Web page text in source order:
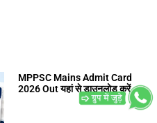
MPPSC Mains Admit Card
2026 Out यहां से डाउनलोड करें